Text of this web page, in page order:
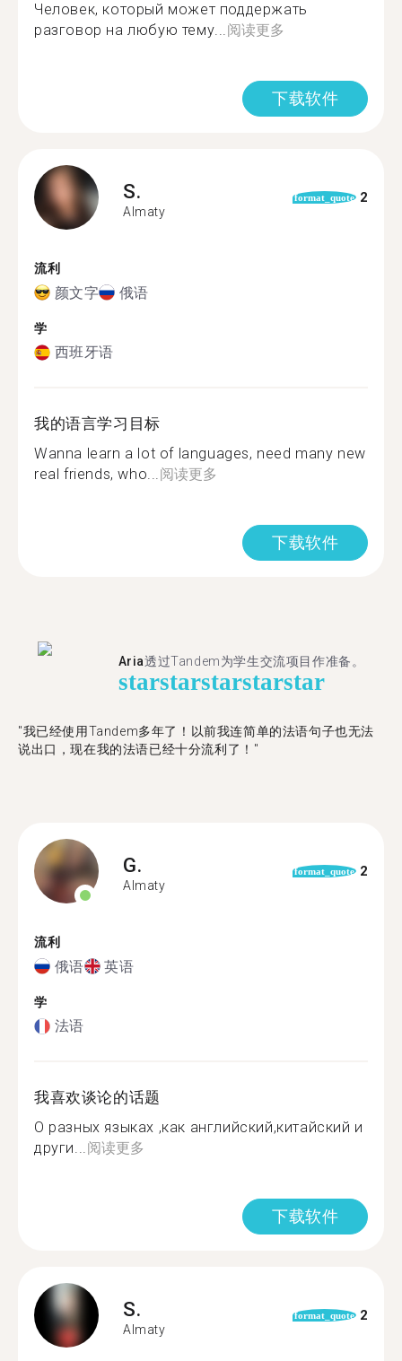
Человек, который может поддержать
разговор на любую тему...阅读更多
下载软件
S.
Almaty
format_quote 2
流利
颜文字 俄语
学
西班牙语
我的语言学习目标
Wanna learn a lot of languages, need many new
real friends, who...阅读更多
下载软件
Aria透过Tandem为学生交流项目作准备。
starstarstarstarstar
"​​我已经使用Tandem多年了！以前我连简单的法语句子也无法
说出口，现在我的法语已经十分流利了！"
G.
Almaty
format_quote 2
流利
俄语 英语
学
法语
我喜欢谈论的话题
О разных языках ,как английский,китайский и
други...阅读更多
下载软件
S.
Almaty
format_quote 2